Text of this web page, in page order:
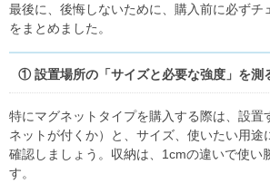
最後に、後悔しないために、購入前に必ずチ
をまとめました。
① 設置場所の「サイズと必要な強度」を測
特にマグネットタイプを購入する際は、設置
ネットが付くか）と、サイズ、使いたい用途
確認しましょう。収納は、1cmの違いで使い
す。